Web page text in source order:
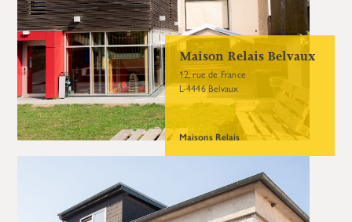
Maison Relais Belvaux
12, rue de France
L-4446 Belvaux
Maisons Relais